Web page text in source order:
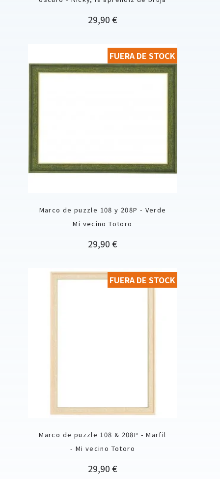
Precio
29,90 €
Marco de puzzle 108 y 208P - Verde
Mi vecino Totoro
Precio
29,90 €
FUERA DE STOCK
Marco de puzzle 108 & 208P - Marfil
- Mi vecino Totoro
Precio
29,90 €
FUERA DE STOCK